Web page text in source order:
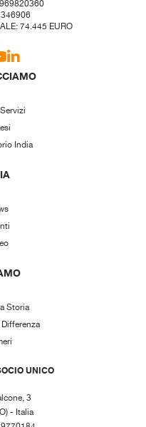
74.445 EURO
India
Storia
UNICO
3
- Italia